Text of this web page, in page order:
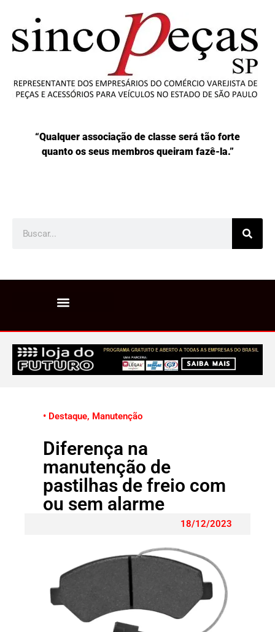
“Qualquer associação de classe será tão forte
quanto os seus membros queiram fazê-la.”
• Destaque, Manutenção
Diferença na
manutenção de
pastilhas de freio com
ou sem alarme
18/12/2023